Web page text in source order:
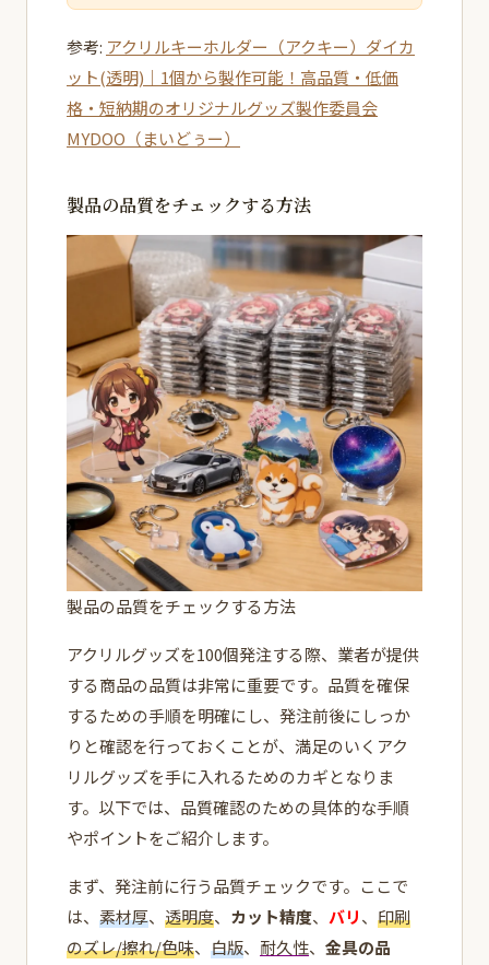
参考: アクリルキーホルダー（アクキー）ダイカ
ット(透明)｜1個から製作可能！高品質・低価
格・短納期のオリジナルグッズ製作委員会
MYDOO（まいどぅー）
製品の品質をチェックする方法
製品の品質をチェックする方法
アクリルグッズを100個発注する際、業者が提供
する商品の品質は非常に重要です。品質を確保
するための手順を明確にし、発注前後にしっか
りと確認を行っておくことが、満足のいくアク
リルグッズを手に入れるためのカギとなりま
す。以下では、品質確認のための具体的な手順
やポイントをご紹介します。
まず、発注前に行う品質チェックです。ここで
は、 素材厚、 透明度、 カット精度、 バリ、 印刷
のズレ/擦れ/色味、 白版、 耐久性、 金具の品